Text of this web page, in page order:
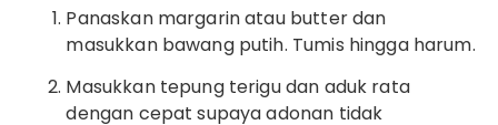
Panaskan margarin atau butter dan
masukkan bawang putih. Tumis hingga harum.
Masukkan tepung terigu dan aduk rata
dengan cepat supaya adonan tidak